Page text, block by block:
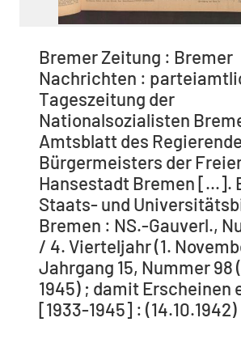
Bremer Zeitung : Bremer
Nachrichten :
Tageszeitung der
Nationalsozialisten
Amtsblatt des
Bürgermeisters der
Hansestadt Bremen [...].
Staats- und
Bremen : NS.-Gauverl.,
/ 4. Vierteljahr (1.
Jahrgang 15, Nummer 98
1945) ; damit Erscheinen
[1933-1945] : (14.10.1942)